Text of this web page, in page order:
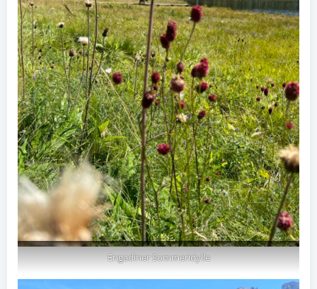
Engadiner Sommeridylle